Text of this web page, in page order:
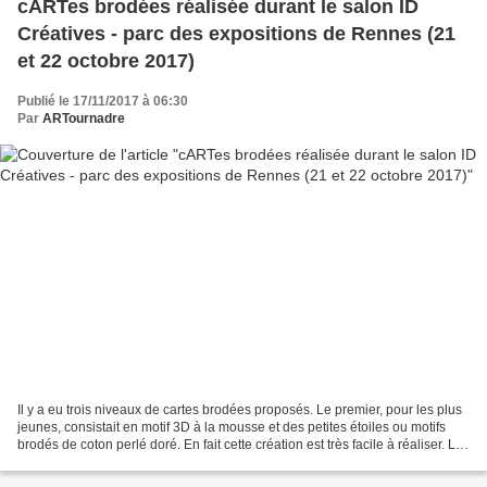
cARTes brodées réalisée durant le salon ID
Créatives - parc des expositions de Rennes (21
et 22 octobre 2017)
Publié le 17/11/2017 à 06:30
Par ARTournadre
Il y a eu trois niveaux de cartes brodées proposés. Le premier, pour les plus
jeunes, consistait en motif 3D à la mousse et des petites étoiles ou motifs
brodés de coton perlé doré. En fait cette création est très facile à réaliser. Le